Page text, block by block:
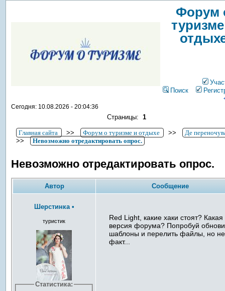
Форум
Поиск
Сегодня: 10.08.2026 - 20:04:36
Страницы:1
Главная сайта >> Форум о туризме и отдыхе >>
Де
>>
Невозможно отредактировать опрос.
Невозможно отредактировать опрос.
Автор Сообщение
Шерстинка •
туристик
Статистика:
Red Light, какие хаки стоят? Какая
версия форума? Попробуй
шаблоны и перелить файлы, но не
факт...